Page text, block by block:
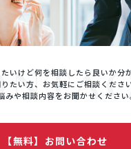
いけど何を相談したら良いか分
たい方、 お気軽にご相談くださ
みや相談内容をお聞かせください
【無料】お問い合わせ